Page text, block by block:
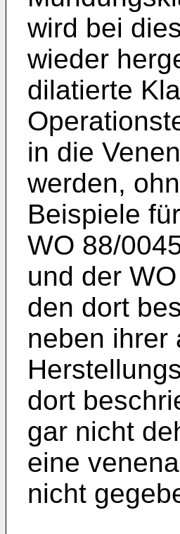
wird bei
wieder
dilatierte
in die
werden,
Beispiele
WO 88/
und der
den dort
neben ihrer
dort
gar nicht
eine
nicht